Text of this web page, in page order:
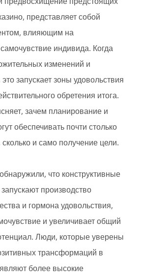
представляет собой
влияющим на
индивида. Когда
изменений и
запускает зоны удовольствия
обретения итога.
зачем планирование и
обеспечивать почти столько
и само получение цели.
что конструктивные
производство
и гормона удовольствия,
и увеличивает общий
Люди, которые уверены
трансформаций в
более высокие